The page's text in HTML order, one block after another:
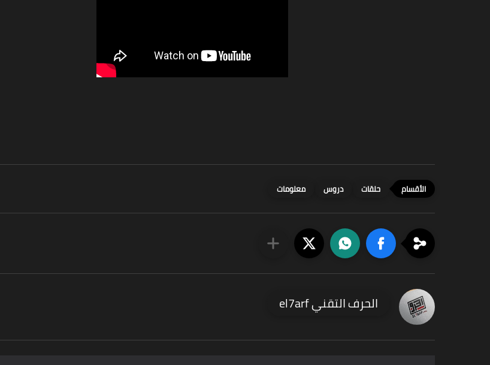
حلقات دروس معلومات
الحرف التقني el7arf